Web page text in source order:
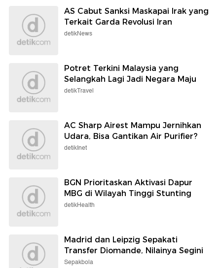
AS Cabut Sanksi Maskapai Irak yang
Terkait Garda Revolusi Iran
detikNews
Potret Terkini Malaysia yang
Selangkah Lagi Jadi Negara Maju
detikTravel
AC Sharp Airest Mampu Jernihkan
Udara, Bisa Gantikan Air Purifier?
detikInet
BGN Prioritaskan Aktivasi Dapur
MBG di Wilayah Tinggi Stunting
detikHealth
Madrid dan Leipzig Sepakati
Transfer Diomande, Nilainya Segini
Sepakbola